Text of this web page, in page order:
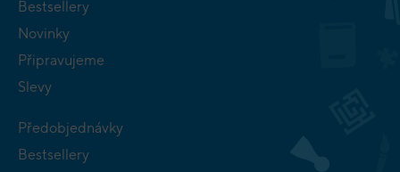
Bestsellery
Novinky
Připravujeme
Slevy
Předobjednávky
Bestsellery